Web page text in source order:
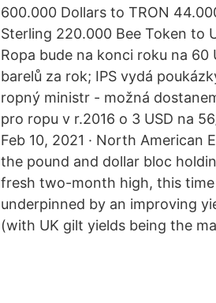
600.000 Dollars to TRON
Sterling 220.000 Bee Token to
Ropa bude na konci roku na 60
barelů za rok; IPS vydá
ropný ministr - možná
pro ropu v r.2016 o 3 USD na
Feb 10, 2021 · North
the pound and dollar bloc
fresh two-month high, this
underpinned by an improving
(with UK gilt yields being the